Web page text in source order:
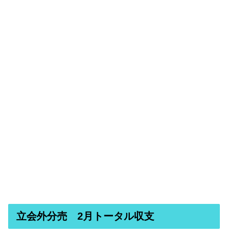
立会外分売 2月トータル収支